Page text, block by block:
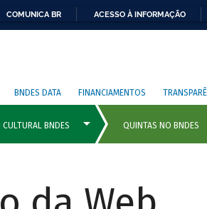
COMUNICA BR ACESSO À INFORMAÇÃO
BNDES DATA FINANCIAMENTOS